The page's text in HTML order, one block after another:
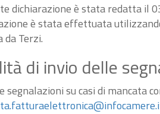
dichiarazione è stata redatta il
è stata effettuata
Terzi.
di invio delle
segnalazioni su casi di mancata